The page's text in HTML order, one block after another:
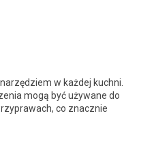
w każdej kuchni.
mogą być używane do
co znacznie